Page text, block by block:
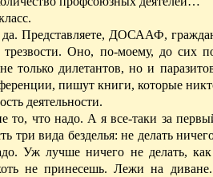
Представляете, ДОСААФ,
трезвости. Оно, по-моему, до сих
только дилетантов, но и
пишут книги, которые
деятельности.
то, что надо. А я все-таки за
три вида безделья: не делать
Уж лучше ничего не делать,
не принесешь. Лежи на